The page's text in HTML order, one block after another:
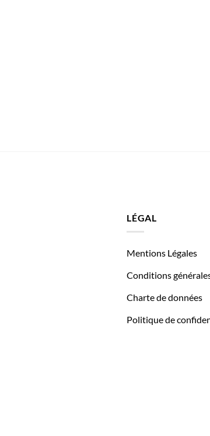
LÉGAL
Mentions Légales
Conditions
Charte de données
Politique de